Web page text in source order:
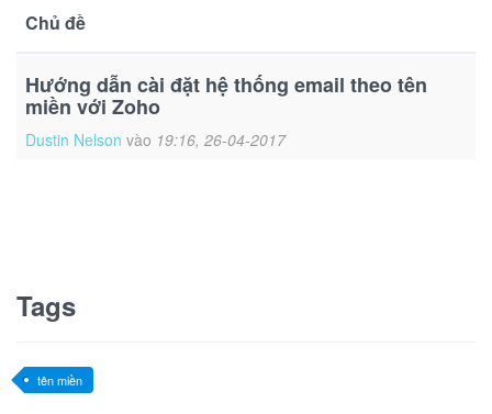
Chủ đề
Hướng dẫn cài đặt hệ thống email theo tên
miền với Zoho
Dustin Nelson vào 19:16, 26-04-2017
Tags
tên miền